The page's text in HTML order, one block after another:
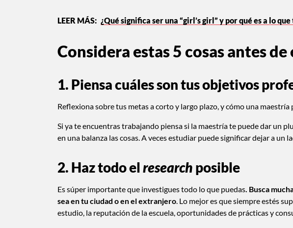
¿Qué significa ser una “girl’s girl” y por qué es a lo
Considera estas 5 cosas antes
1. Piensa cuáles son tus objetivos
Reflexiona sobre tus metas a corto y largo plazo, y cómo una maestría
Si ya te encuentras trabajando piensa si la maestría te puede dar un
en una balanza las cosas. A veces estudiar puede significar dejar a un
2. Haz todo elresearch posible
Es súper importante que investigues todo lo que puedas . Busca
sea en tu ciudad o en el extranjero . Lo mejor es que siempre estés
estudio, la reputación de la escuela, oportunidades de prácticas y